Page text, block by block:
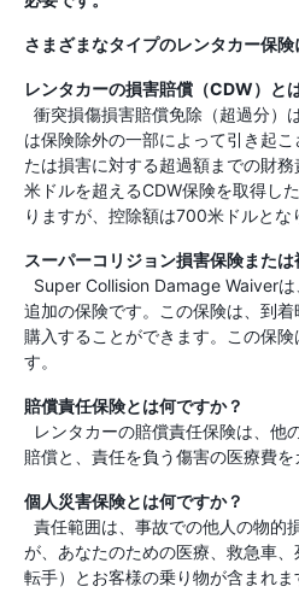
さまざまなタイプのレンタカー保険
レンタカーの損害賠償（CDW）と
衝突損傷損害賠償免除（超過分）
は保険除外の一部によって引き起
たは損害に対する超過額までの財
米ドルを超えるCDW保険を取得し
りますが、控除額は700米ドルとな
スーパーコリジョン損害保険また
Super Collision Damage Waiver
追加の保険です。この保険は、到
購入することができます。この保
す。
賠償責任保険とは何ですか？
レンタカーの賠償責任保険は、他
賠償と、責任を負う傷害の医療費を
個人災害保険とは何ですか？
責任範囲は、事故での他人の物的
が、あなたのための医療、救急車
転手）とお客様の乗り物が含まれま